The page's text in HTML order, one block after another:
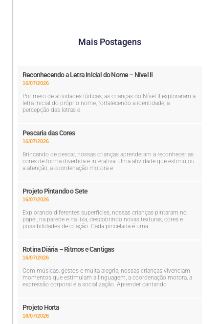
Mais Postagens
Reconhecendo a Letra Inicial do Nome – Nível II
16/07/2026
Por meio de atividades lúdicas, as crianças do Nível II exploraram a
letra inicial do próprio nome, fortalecendo a identidade, a
percepção das letras e
Pescaria das Cores
16/07/2026
Brincando de pescar, nossas crianças aprenderam a reconhecer as
cores de forma divertida e interativa. Uma atividade que estimulou
a atenção, a coordenação motora e
Projeto Pintando o Sete
16/07/2026
Explorando diferentes superfícies, nossas crianças pintaram no
papel, na parede e na lixa, descobrindo novas texturas, cores e
possibilidades de criação. Cada pincelada é uma
Rotina Diária – Ritmos e Cantigas
16/07/2026
Com músicas, gestos e muita alegria, nossas crianças vivenciam
momentos que estimulam a linguagem, a coordenação motora, a
expressão corporal e a socialização. Aprender cantando
Projeto Horta
16/07/2026